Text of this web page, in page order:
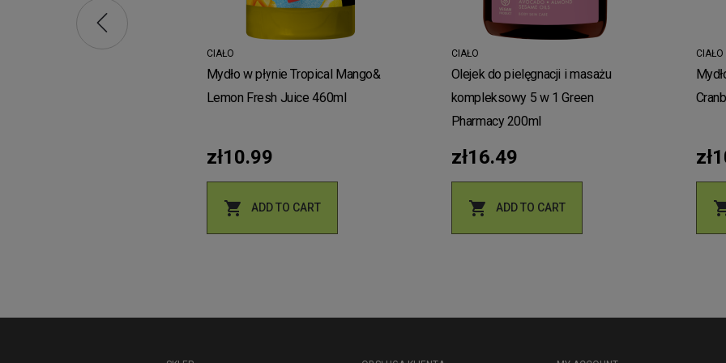
CIAŁO
Mydło w płynie Tropical Mango&
Lemon Fresh Juice 460ml
zł10.99
 ADD TO CART
CIAŁO
Olejek do pielęgnacji i masażu
kompleksowy 5 w 1 Green
Pharmacy 200ml
zł16.49
 ADD TO CART
CIAŁO